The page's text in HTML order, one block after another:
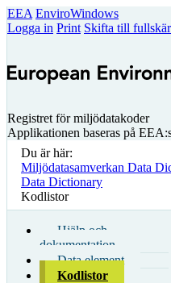
EEA EnviroWindows
Logga in Print Skifta till
Registret för miljödatakoder
Applikationen baseras på
Du är här:
Miljödatasamverkan Data
Data Dictionary
Kodlistor
Hjälp och
dokumentation
Data element
Kodlistor